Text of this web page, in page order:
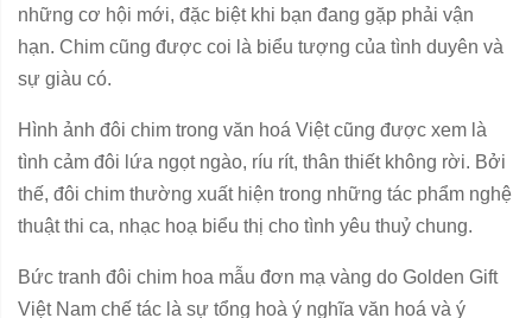
những cơ hội mới, đặc biệt khi bạn đang gặp phải vận
hạn. Chim cũng được coi là biểu tượng của tình duyên và
sự giàu có.
Hình ảnh đôi chim trong văn hoá Việt cũng được xem là
tình cảm đôi lứa ngọt ngào, ríu rít, thân thiết không rời. Bởi
thế, đôi chim thường xuất hiện trong những tác phẩm nghệ
thuật thi ca, nhạc hoạ biểu thị cho tình yêu thuỷ chung.
Bức tranh đôi chim hoa mẫu đơn mạ vàng do Golden Gift
Việt Nam chế tác là sự tổng hoà ý nghĩa văn hoá và ý